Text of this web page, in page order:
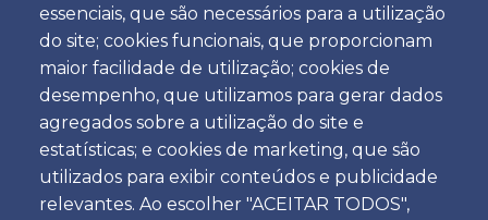
essenciais, que são necessários para a utilização
do site; cookies funcionais, que proporcionam
maior facilidade de utilização; cookies de
desempenho, que utilizamos para gerar dados
agregados sobre a utilização do site e
estatísticas; e cookies de marketing, que são
utilizados para exibir conteúdos e publicidade
relevantes. Ao escolher "ACEITAR TODOS",
Data
Hora
Hora